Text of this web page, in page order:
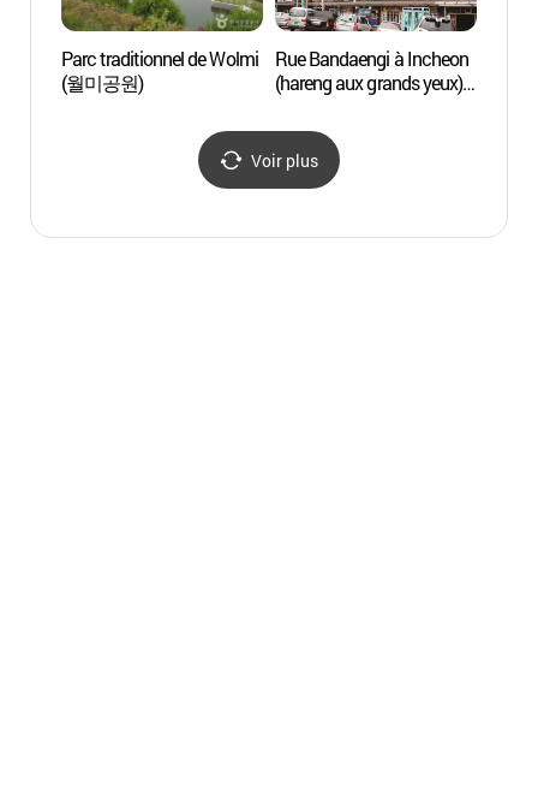
Parc traditionnel de Wolmi
(월미공원)
Rue Bandaengi à Incheon
(hareng aux grands yeux)
밴댕이회무침거리)
Voir plus